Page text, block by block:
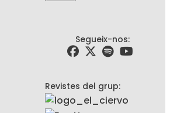
Segueix-nos:
Revistes del grup: